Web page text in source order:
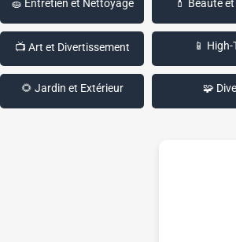
🧽 Entretien et Nettoyage 💄 Beauté
📺 Art et Divertissement 📱 High-
🌻 Jardin et Extérieur 🧩